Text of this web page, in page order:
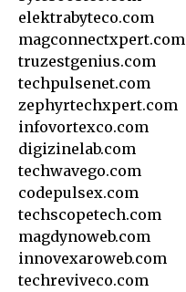
elektrabyteco.com
magconnectxpert.com
truzestgenius.com
techpulsenet.com
zephyrtechxpert.com
infovortexco.com
digizinelab.com
techwavego.com
codepulsex.com
techscopetech.com
magdynoweb.com
innovexaroweb.com
techreviveco.com